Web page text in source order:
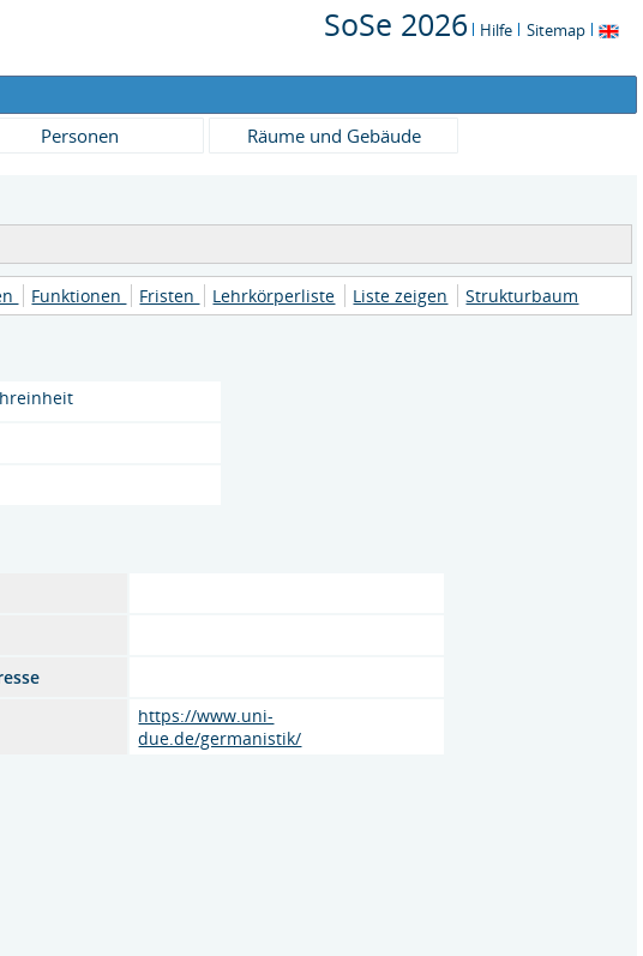
SoSe 2026 Hilfe Sitemap
Personen Räume und Gebäude
Funktionen Fristen Lehrkörperliste Liste zeigen Strukturbaum
https://www.uni-
due.de/germanistik/